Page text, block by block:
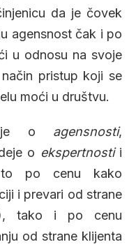
da je čovek
agensnost čak i po
u odnosu na svoje
pristup koji se
moći u društvu.
o agensnosti,
o ekspertnostii
po cenu kako
i prevari od strane
tako i po cenu
od strane klijenta